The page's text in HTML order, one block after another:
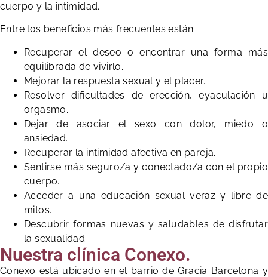
cuerpo y la intimidad.
Entre los beneficios más frecuentes están:
Recuperar el deseo o encontrar una forma más
equilibrada de vivirlo.
Mejorar la respuesta sexual y el placer.
Resolver dificultades de erección, eyaculación u
orgasmo.
Dejar de asociar el sexo con dolor, miedo o
ansiedad.
Recuperar la intimidad afectiva en pareja.
Sentirse más seguro/a y conectado/a con el propio
cuerpo.
Acceder a una educación sexual veraz y libre de
mitos.
Descubrir formas nuevas y saludables de disfrutar
la sexualidad.
Nuestra clínica Conexo.
Conexo está ubicado en el barrio de Gracia Barcelona y